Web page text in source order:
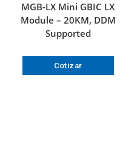
MGB-LX Mini GBIC LX
Module – 20KM, DDM
Supported
Cotizar